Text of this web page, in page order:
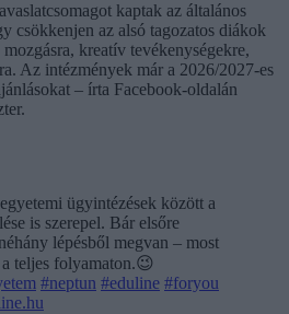
kaptak az általános
csökkenjen az alsó tagozatos diákok
kreatív tevékenységekre,
Az intézmények már a 2026/2027-es
– írta Facebook-oldalán
ügyintézések között a
is szerepel. Bár elsőre
lépésből megvan – most
teljes folyamaton.😉
#neptun #eduline #foryou